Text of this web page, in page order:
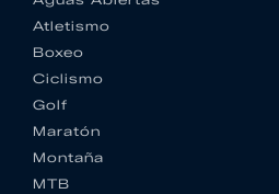
Atletismo
Boxeo
Ciclismo
Golf
Maratón
Montaña
MTB